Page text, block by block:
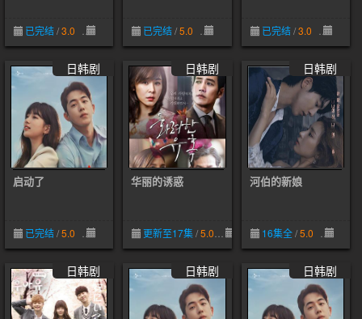
已完结/3.0 已完结/5.0 已完结/3.0
日韩剧
启动了
已完结/5.0
日韩剧
华丽的诱惑
更新至17集/5.0 05-09
日韩剧
河伯的新娘
16集全/5.0
日韩剧 日韩剧 日韩剧